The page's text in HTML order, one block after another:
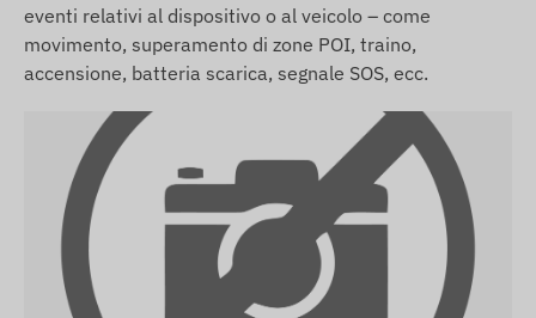
eventi relativi al dispositivo o al veicolo – come
movimento, superamento di zone POI, traino,
accensione, batteria scarica, segnale SOS, ecc.